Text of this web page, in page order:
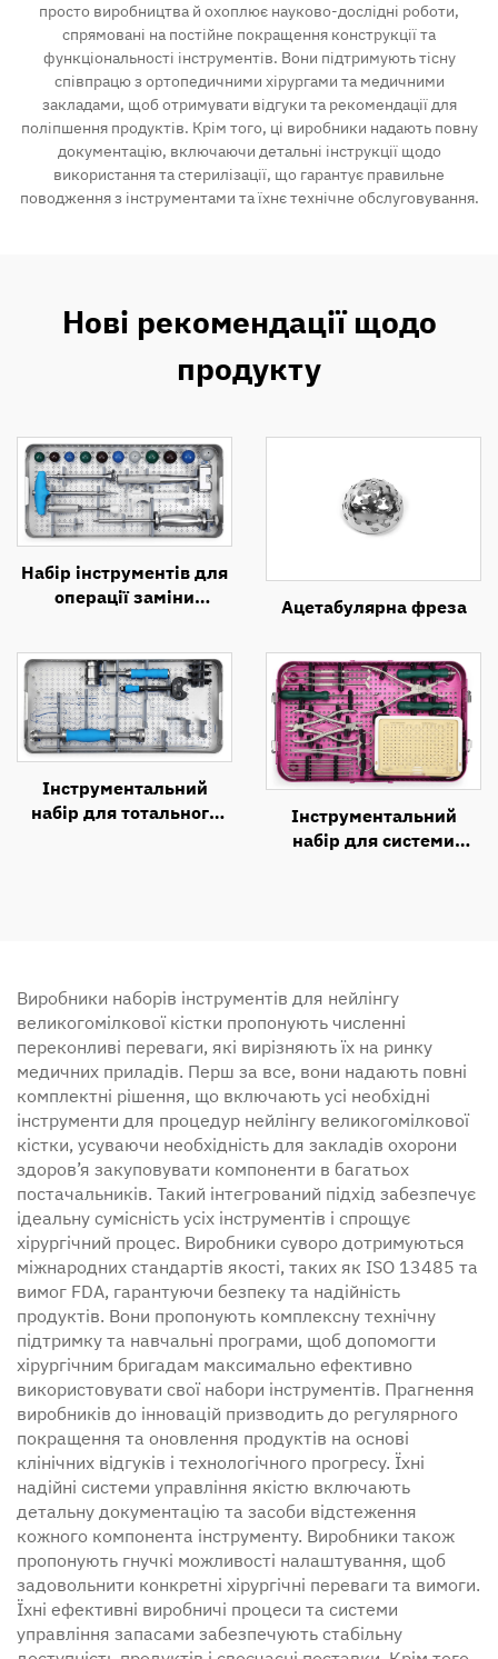
просто виробництва й охоплює науково-дослідні роботи,
спрямовані на постійне покращення конструкції та
функціональності інструментів. Вони підтримують тісну
співпрацю з ортопедичними хірургами та медичними
закладами, щоб отримувати відгуки та рекомендації для
поліпшення продуктів. Крім того, ці виробники надають повну
документацію, включаючи детальні інструкції щодо
використання та стерилізації, що гарантує правильне
поводження з інструментами та їхнє технічне обслуговування.
Нові рекомендації щодо
продукту
Набір інструментів для
операції заміни
Ацетабулярна фреза
Інструментальний
набір для тотального
Інструментальний
набір для системи
Виробники наборів інструментів для нейлінгу
великогомілкової кістки пропонують численні
переконливі переваги, які вирізняють їх на ринку
медичних приладів. Перш за все, вони надають повні
комплектні рішення, що включають усі необхідні
інструменти для процедур нейлінгу великогомілкової
кістки, усуваючи необхідність для закладів охорони
здоров’я закуповувати компоненти в багатьох
постачальників. Такий інтегрований підхід забезпечує
ідеальну сумісність усіх інструментів і спрощує
хірургічний процес. Виробники суворо дотримуються
міжнародних стандартів якості, таких як ISO 13485 та
вимог FDA, гарантуючи безпеку та надійність
продуктів. Вони пропонують комплексну технічну
підтримку та навчальні програми, щоб допомогти
хірургічним бригадам максимально ефективно
використовувати свої набори інструментів. Прагнення
виробників до інновацій призводить до регулярного
покращення та оновлення продуктів на основі
клінічних відгуків і технологічного прогресу. Їхні
надійні системи управління якістю включають
детальну документацію та засоби відстеження
кожного компонента інструменту. Виробники також
пропонують гнучкі можливості налаштування, щоб
задовольнити конкретні хірургічні переваги та вимоги.
Їхні ефективні виробничі процеси та системи
управління запасами забезпечують стабільну